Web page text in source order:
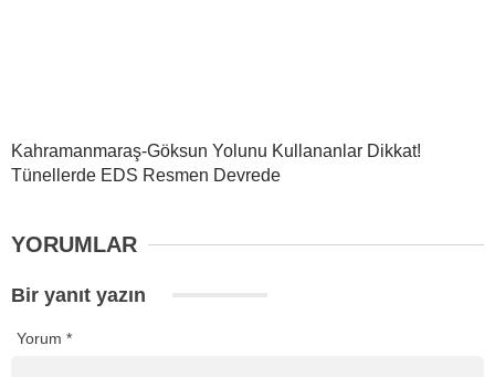
Kahramanmaraş-Göksun Yolunu Kullananlar Dikkat!
Tünellerde EDS Resmen Devrede
YORUMLAR
Bir yanıt yazın
Yorum *